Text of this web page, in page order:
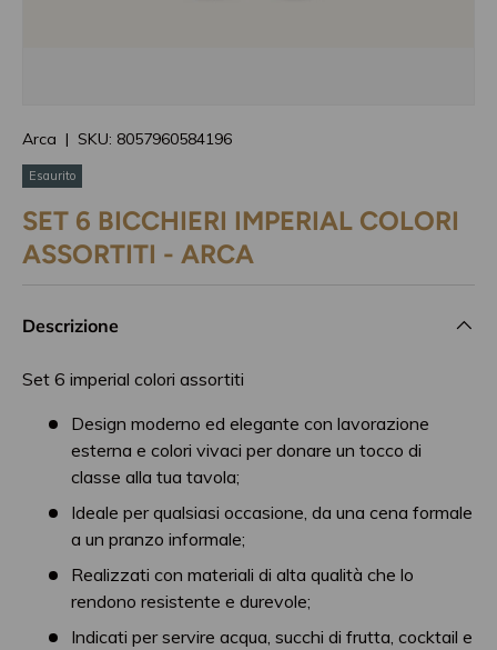
Arca | SKU: 8057960584196
Esaurito
SET 6 BICCHIERI IMPERIAL COLORI
ASSORTITI - ARCA
Descrizione
Set 6 imperial colori assortiti
Design moderno ed elegante con lavorazione
esterna e colori vivaci per donare un tocco di
classe alla tua tavola;
Ideale per qualsiasi occasione, da una cena formale
a un pranzo informale;
Realizzati con materiali di alta qualità che lo
rendono resistente e durevole;
Indicati per servire acqua, succhi di frutta, cocktail e